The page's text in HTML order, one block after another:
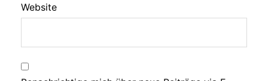
Website